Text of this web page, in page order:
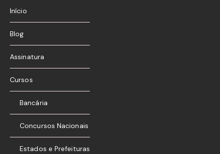
Início
Blog
Assinatura
Cursos
Bancária
Concursos Nacionais
Estados e Prefeituras